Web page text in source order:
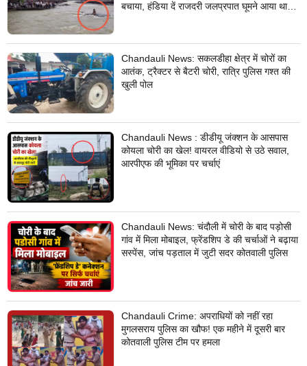
बचाया, हंडिया दें राजदरी जलप्रपात घूमने आया था
Chandauli News: सकलडीहा क्षेत्र में चोरों का
आतंक, ट्रैक्टर से बैटरी चोरी, रात्रि पुलिस गश्त की
खुली पोल
Chandauli News : डीडीयू जंक्शन के आसपास
कोयला चोरी का खेल! वायरल वीडियो से उठे सवाल,
आरपीएफ की भूमिका पर चर्चाएं
Chandauli News: चंदौली में चोरी के बाद पड़ोसी
गांव में मिला मोबाइल, फ्रेंडशिप डे की चर्चाओं ने बढ़ाया
सस्पेंस, जांच पड़ताल में जुटी सदर कोतवाली पुलिस
Chandauli Crime: अपराधियों को नहीं रहा
मुगलसराय पुलिस का खौफ! एक महीने में दूसरी बार
कोतवाली पुलिस टीम पर हमला